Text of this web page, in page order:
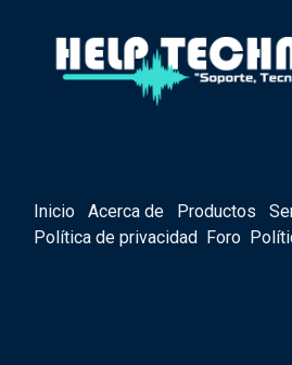
Inicio Acerca de Productos
Política de privacidad
Foro